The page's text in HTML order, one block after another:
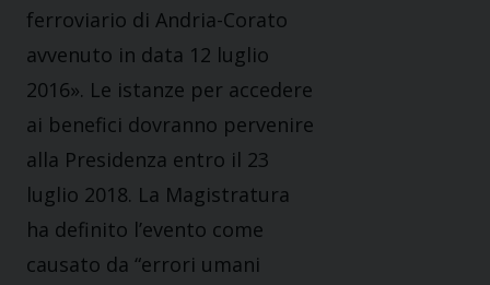
ferroviario di Andria-Corato
avvenuto in data 12 luglio
2016». Le istanze per accedere
ai benefici dovranno pervenire
alla Presidenza entro il 23
luglio 2018. La Magistratura
ha definito l’evento come
causato da “errori umani